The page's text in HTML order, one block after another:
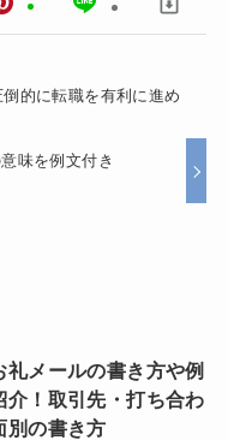
的に転職を有利に進め
味を例文付き
礼メールの書き方や例
介！取引先・打ち合わ
別の書き方